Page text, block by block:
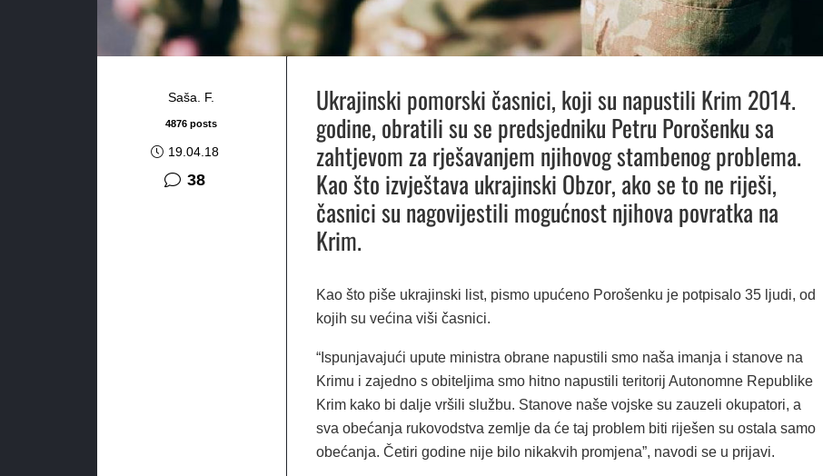
Saša. F.
4876 posts
19.04.18
38komentara
Ukrajinski pomorski časnici, koji su napustili Krim 2014.
godine, obratili su se predsjedniku Petru Porošenku sa
zahtjevom za rješavanjem njihovog stambenog problema.
Kao što izvještava ukrajinski Obzor, ako se to ne riješi,
časnici su nagovijestili mogućnost njihova povratka na
Krim.
Kao što piše ukrajinski list, pismo upućeno Porošenku je potpisalo 35 ljudi, od
kojih su većina viši časnici.
“Ispunjavajući upute ministra obrane napustili smo naša imanja i stanove na
Krimu i zajedno s obiteljima smo hitno napustili teritorij Autonomne Republike
Krim kako bi dalje vršili službu. Stanove naše vojske su zauzeli okupatori, a
sva obećanja rukovodstva zemlje da će taj problem biti riješen su ostala samo
obećanja. Četiri godine nije bilo nikakvih promjena”, navodi se u prijavi.